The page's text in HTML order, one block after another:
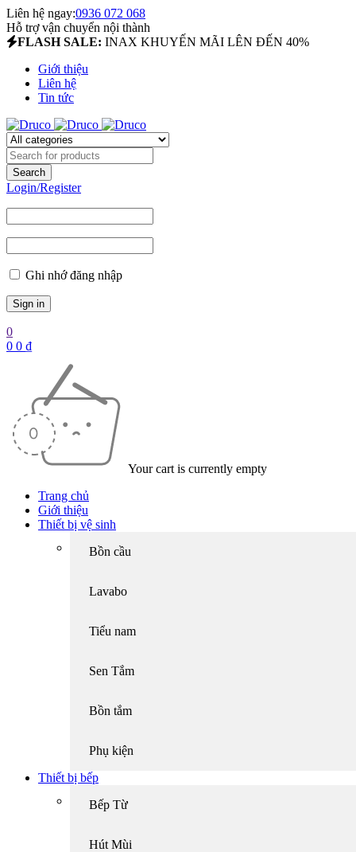
Liên hệ ngay:0936 072 068
Hỗ trợ vận chuyển nội thành
FLASH SALE: INAX KHUYẾN MÃI LÊN ĐẾN 40%
Giới thiệu
Liên hệ
Tin tức
Login/Register
Ghi nhớ đăng nhập
0
0 0 ₫
Your cart is currently empty
Trang chủ
Giới thiệu
Thiết bị vệ sinh
Bồn cầu
Lavabo
Tiểu nam
Sen Tắm
Bồn tắm
Phụ kiện
Thiết bị bếp
Bếp Từ
Hút Mùi